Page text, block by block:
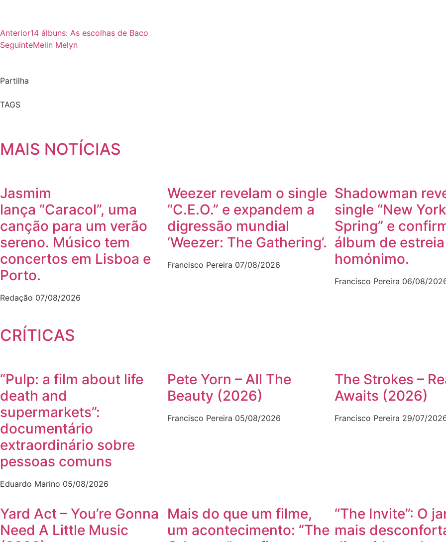
Anterior14 álbuns: As escolhas de Baco
SeguinteMelin Melyn
Partilha
TAGS
MAIS NOTÍCIAS
Jasmim
lança “Caracol”, uma
canção para um verão
sereno. Músico tem
concertos em Lisboa e
Porto.
Redação 07/08/2026
Weezer revelam o single
“C.E.O.” e expandem a
digressão mundial
‘Weezer: The Gathering’.
Francisco Pereira 07/08/2026
Shadowman
single “New
Spring” e
álbum de estreia
homónimo.
Francisco Pereira 06/08/
CRÍTICAS
“Pulp: a film about life
death and
supermarkets”:
documentário
extraordinário sobre
pessoas comuns
Eduardo Marino 05/08/2026
Pete Yorn – All The
Beauty (2026)
Francisco Pereira 05/08/2026
The Strokes –
Awaits (2026)
Francisco Pereira 29/07/
Yard Act – You’re Gonna
Need A Little Music
Mais do que um filme,
um acontecimento: “The
“The Invite”: O
mais